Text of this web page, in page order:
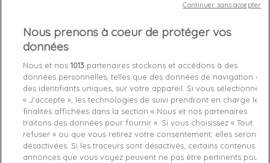
Détails du produit Fabriquant
Référence DARKO-FRIPE 32
Fiche technique
Nous prenons à coeur de protéger vos
données
Nous et nos1013 partenaires stockons et accédons à des
données personnelles, telles que des données de navigation ou
des identifiants uniques, sur votre appareil. Si vous sélectionnez
« J’accepte », les technologies de suivi prendront en charge les
finalités affichées dans la section « Nous et nos partenaires
traitons des données pour fournir ». Si vous choisissez « Tout
refuser » ou que vous retirez votre consentement, elles seront
désactivées. Si les traceurs sont désactivés, certains contenus et
annonces que vous voyez peuvent ne pas être pertinents pour
Continuer sans accepter